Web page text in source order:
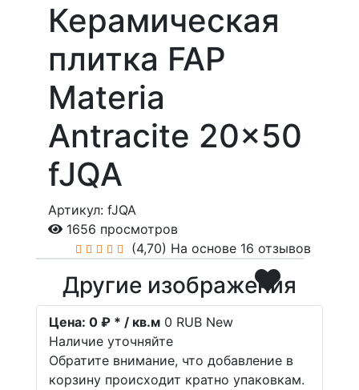
Керамическая
плитка FAP
Materia
Antracite 20x50
fJQA
Артикул: fJQA
1656 просмотров
(4,70) На основе 16 отзывов
Другие изображения
Цена: 0 ₽ * / кв.м 0 RUB New
Наличие уточняйте
Обратите внимание, что добавление в
корзину происходит кратно упаковкам.